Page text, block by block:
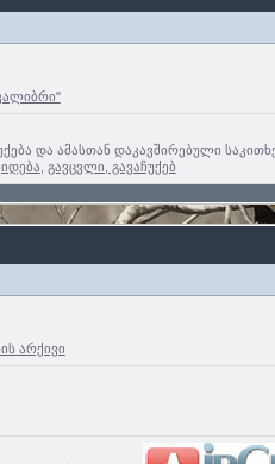
და ამასთან დაკავშირებული
გავცვლი, გავაჩუქებ
არქივი